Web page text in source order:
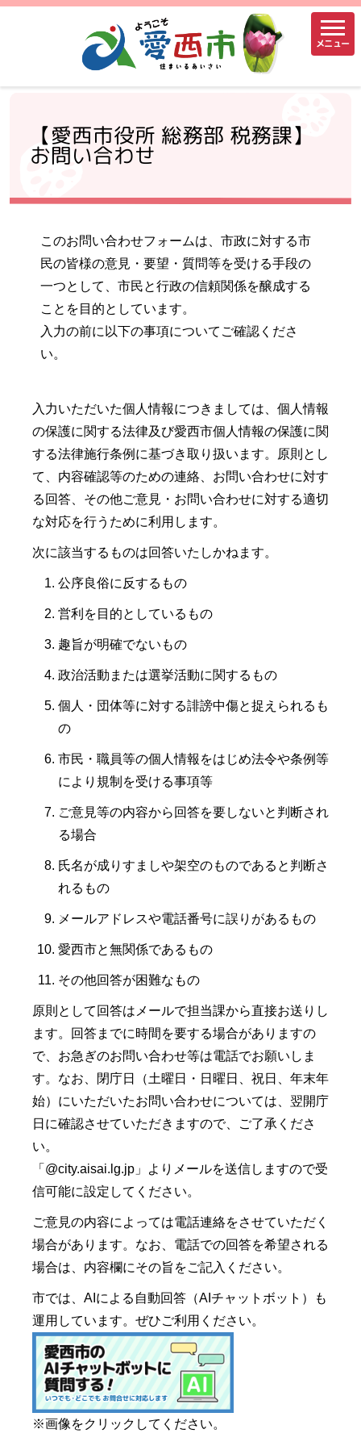
メニュー
【愛西市役所 総務部 税務課】
お問い合わせ
このお問い合わせフォームは、市政に対する市
民の皆様の意見・要望・質問等を受ける手段の
一つとして、市民と行政の信頼関係を醸成する
ことを目的としています。
入力の前に以下の事項についてご確認くださ
い。
入力いただいた個人情報につきましては、個人情報
の保護に関する法律及び愛西市個人情報の保護に関
する法律施行条例に基づき取り扱います。原則とし
て、内容確認等のための連絡、お問い合わせに対す
る回答、その他ご意見・お問い合わせに対する適切
な対応を行うために利用します。
次に該当するものは回答いたしかねます。
公序良俗に反するもの
営利を目的としているもの
趣旨が明確でないもの
政治活動または選挙活動に関するもの
個人・団体等に対する誹謗中傷と捉えられるも
の
市民・職員等の個人情報をはじめ法令や条例等
により規制を受ける事項等
ご意見等の内容から回答を要しないと判断され
る場合
氏名が成りすましや架空のものであると判断さ
れるもの
メールアドレスや電話番号に誤りがあるもの
愛西市と無関係であるもの
その他回答が困難なもの
原則として回答はメールで担当課から直接お送りし
ます。回答までに時間を要する場合がありますの
で、お急ぎのお問い合わせ等は電話でお願いしま
す。なお、閉庁日（土曜日・日曜日、祝日、年末年
始）にいただいたお問い合わせについては、翌開庁
日に確認させていただきますので、ご了承くださ
い。
「@city.aisai.lg.jp」よりメールを送信しますので受
信可能に設定してください。
ご意見の内容によっては電話連絡をさせていただく
場合があります。なお、電話での回答を希望される
場合は、内容欄にその旨をご記入ください。
市では、AIによる自動回答（AIチャットボット）も
運用しています。ぜひご利用ください。
※画像をクリックしてください。